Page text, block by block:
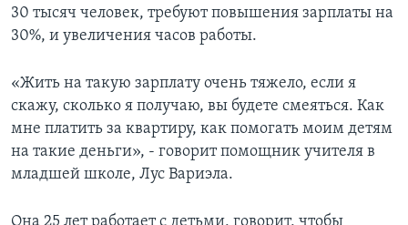
30 тысяч человек, требуют повышения зарплаты на
30%, и увеличения часов работы.
«Жить на такую зарплату очень тяжело, если я
скажу, сколько я получаю, вы будете смеяться. Как
мне платить за квартиру, как помогать моим детям
на такие деньги», - говорит помощник учителя в
младшей школе, Лус Вариэла.